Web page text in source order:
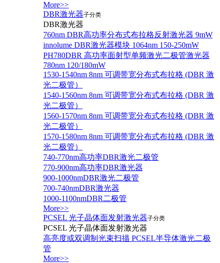
More>>
DBR激光器子分类
DBR激光器
760nm DBR高功率分布式布拉格反射激光器 9mW
innolume DBR激光器模块 1064nm 150-250mW
PH780DBR 高功率面射型单频激光二极管激光器
780nm 120/180mW
1530-1540nm 8nm 可调带宽分布式布拉格 (DBR 激
光二极管）
1540-1560nm 8nm 可调带宽分布式布拉格 (DBR 激
光二极管）
1560-1570nm 8nm 可调带宽分布式布拉格 (DBR 激
光二极管）
1570-1580nm 8nm 可调带宽分布式布拉格 (DBR 激
光二极管）
740-770nm高功率DBR激光二极管
770-900nm高功率DBR激光器
900-1000nmDBR激光二极管
700-740nmDBR激光器
1000-1100nmDBR二极管
More>>
PCSEL 光子晶体面发射激光器子分类
PCSEL 光子晶体面发射激光器
高亮度或双调制光束扫描 PCSEL半导体激光二极
管
More>>